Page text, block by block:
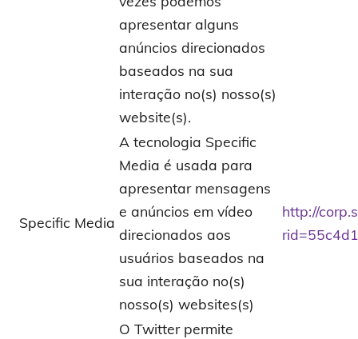
apresentar alguns
anúncios direcionados
baseados na sua
interação no(s) nosso(s)
website(s).
Specific Media
A tecnologia Specific
Media é usada para
apresentar mensagens
e anúncios em vídeo
direcionados aos
usuários baseados na
sua interação no(s)
nosso(s) websites(s)
http://
O Twitter permite